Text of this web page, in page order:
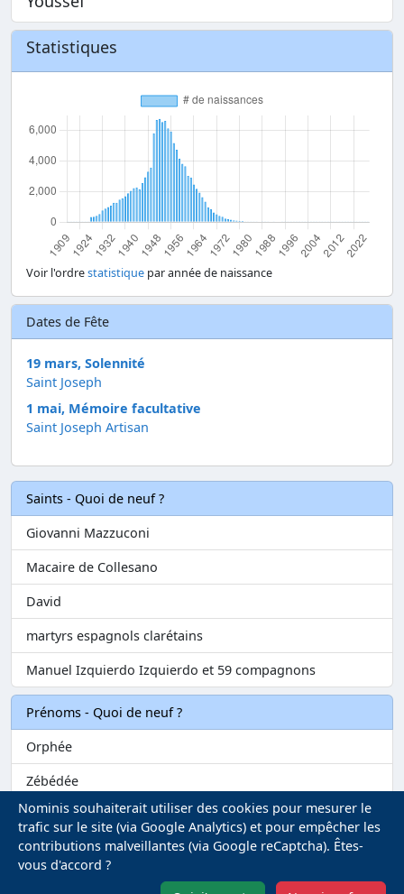
Statistiques
Voir l'ordrestatistique par année de naissance
Dates de Fête
19 mars, Solennité
Saint Joseph
1 mai, Mémoire facultative
Saint Joseph Artisan
Saints - Quoi de neuf ?
Giovanni Mazzuconi
Macaire de Collesano
David
martyrs espagnols clarétains
Manuel Izquierdo Izquierdo et 59 compagnons
Prénoms - Quoi de neuf ?
Orphée
Zébédée
Melvil
Matilin
Nominis souhaiterait utiliser des cookies pour mesurer le
trafic sur le site (via Google Analytics) et pour empêcher les
contributions malveillantes (via Google reCaptcha). Êtes-
vous d'accord ?